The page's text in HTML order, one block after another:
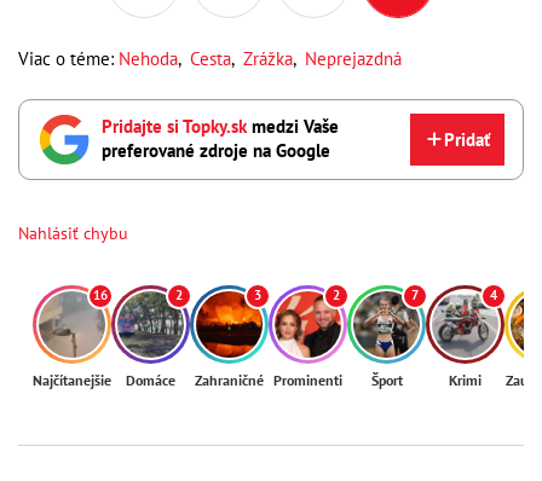
Viac o téme: Nehoda, Cesta, Zrážka, Neprejazdná
Pridajte si Topky.skmedzi Vaše
preferované zdroje na Google
Pridať
Nahlásiť chybu
16
Najčítanejšie
2
Domáce
3
Zahraničné
2
Prominenti
7
Šport
4
Krimi